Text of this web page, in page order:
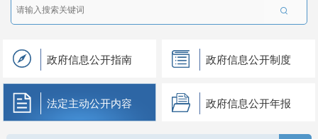

政府信息公开指南 政府信息公开制度
法定主动公开内容 政府信息公开年报